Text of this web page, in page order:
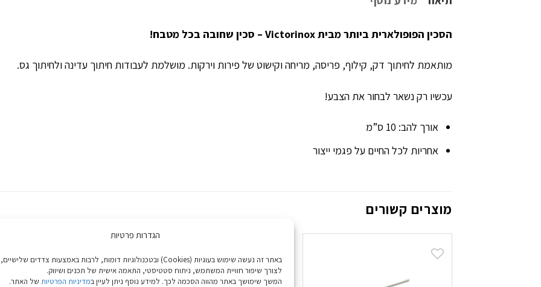
הגדרות פרטיות
באתר זה נעשה שימוש בעוגיות (Cookies) ובטכנולוגיות דומות, לרבות באמצעות צדדים שלישיים,
לצורך שיפור חוויית המשתמש, ניתוח סטטיסטי, התאמה אישית של תכנים ושיווק.
המשך שימושך באתר מהווה הסכמה לכך. למידע נוסף ניתן לעיין במדיניות הפרטיות של האתר.
הסכין הפופולארית ביותר מבית Victorinox – סכין שחובה בכל מטבח!
מותאמת לחיתוך דק, קילוף, פריסה, מריחה וקישוט של פירות וירקות. מושלמת לעבודות חיתוך עדינה ולחיתוך גס.
עכשיו רק נשאר לבחור את הצבע!
אורך להב: 10 ס”מ
אחריות לכל החיים על פגמי ייצור
מוצרים קשורים